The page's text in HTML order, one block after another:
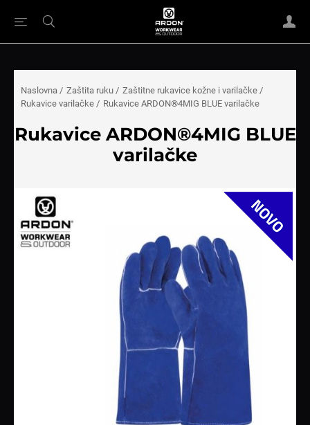
Naslovna / Zaštita ruku / Zaštitne rukavice kožne i varilačke /
Rukavice varilačke / Rukavice ARDON®4MIG BLUE varilačke
Rukavice ARDON®4MIG BLUE
varilačke